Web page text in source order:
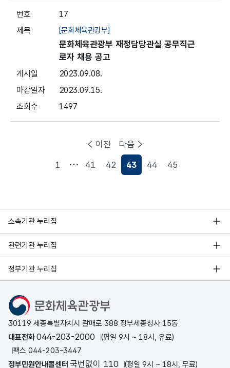
17
[문화체육관광부]
문화체육관광부 재정담당관실 공무직근
로자 채용 공고
2023.09.08.
2023.09.15.
1497
이전
1
41 42
현재페이지
43 44 45
다음
소속기관 누리집
관련기관 누리집
정부기관 누리집
문화체육관광부
30119 세종특별자치시 갈매로 388 정부세종청사 15동
대표전화044-203-2000
(평일 9시 ~ 18시, 유료)
팩스 044-203-3447
정부민원안내콜센터 국번없이 110 (평일 9시 ~ 18시, 무료)